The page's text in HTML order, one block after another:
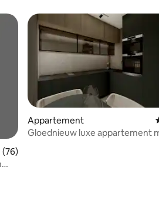
beoordeling van 4,68 op 5, 76
(76)
Appartement
Gloednieuw luxe appartement